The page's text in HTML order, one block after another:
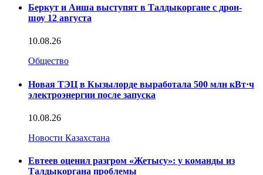
Беркут и Аиша выступят в Талдыкоргане с дрон-
шоу 12 августа
10.08.26
Общество
Новая ТЭЦ в Кызылорде выработала 500 млн кВт·ч
электроэнергии после запуска
10.08.26
Новости Казахстана
Евтеев оценил разгром «Жетысу»: у команды из
Талдыкоргана проблемы